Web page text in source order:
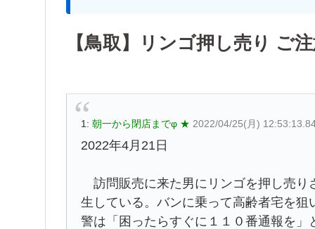
【鳥取】リンゴ押し売り ご
1: 朝一から閉店までφ ★ 2022/04/25(月)
2022年4月21日
訪問販売に来た男にリンゴを押し売り
生している。バンに乗って高齢者宅を
警は「困ったらすぐに１１０番通報を」